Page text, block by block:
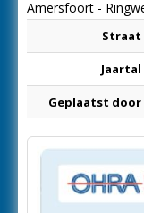
Amersfoort -
Straat
Jaartal
Geplaatst door